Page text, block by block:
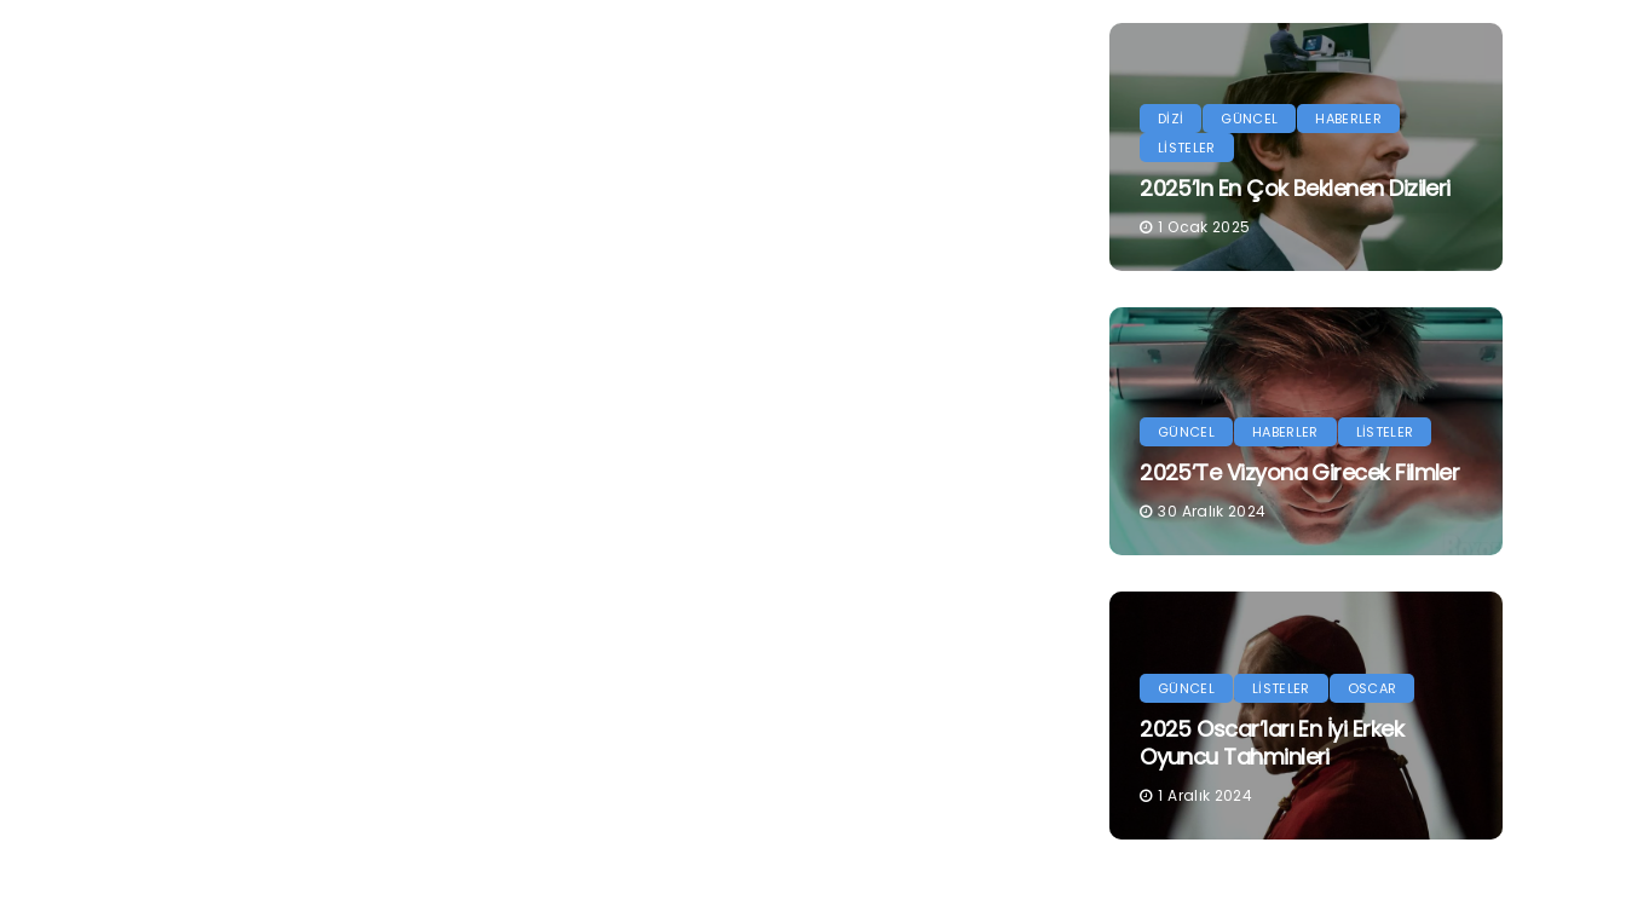
DİZİ GÜNCEL
HABERLER
LİSTELER
2025’in En Çok Beklenen Dizileri
1 Ocak 2025
GÜNCEL HABERLER LİSTELER
2025’te Vizyona Girecek Filmler
30 Aralık 2024
GÜNCEL LİSTELER OSCAR
2025 Oscar’ları En İyi Erkek
Oyuncu Tahminleri
1 Aralık 2024